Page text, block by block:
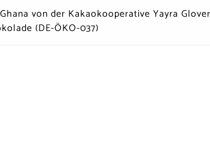
von der Kakaokooperative Yayra
(DE-ÖKO-037)